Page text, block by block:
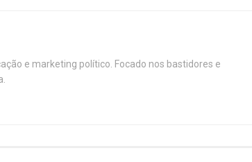
e marketing político. Focado nos bastidores e